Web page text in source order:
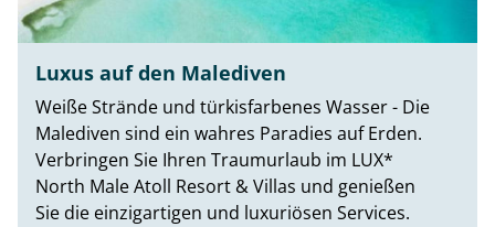
Luxus auf den Malediven
Weiße Strände und türkisfarbenes Wasser - Die
Malediven sind ein wahres Paradies auf Erden.
Verbringen Sie Ihren Traumurlaub im LUX*
North Male Atoll Resort & Villas und genießen
Sie die einzigartigen und luxuriösen Services.